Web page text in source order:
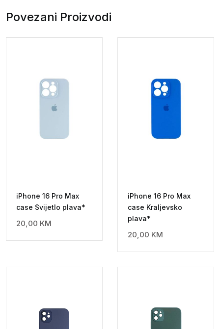
Povezani Proizvodi
iPhone 16 Pro Max
case Svijetlo plava*
20,00 KM
iPhone 16 Pro Max
case Kraljevsko
plava*
20,00 KM